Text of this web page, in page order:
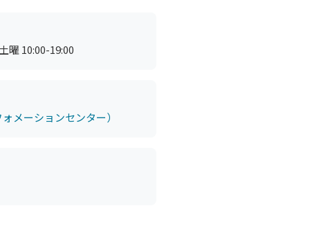
曜 10:00-19:00
メーションセンター）